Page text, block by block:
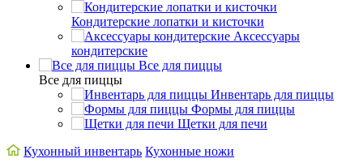
Кондитерские лопатки и кисточки
Аксессуары
кондитерские
Все для пиццы
Все для пиццы
Инвентарь для пиццы
Формы для пиццы
Щетки для печи
Кухонный инвентарь Кухонные ножи